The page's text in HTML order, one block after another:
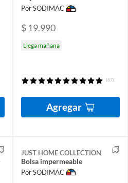
Por SODIMAC
$ 19.990
Llega mañana
(67)
Agregar
JUST HOME COLLECTION
Bolsa impermeable
Por SODIMAC